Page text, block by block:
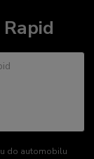
do automobilu